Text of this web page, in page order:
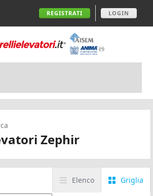
REGISTRATI LOGIN
Zephir
Elenco Griglia